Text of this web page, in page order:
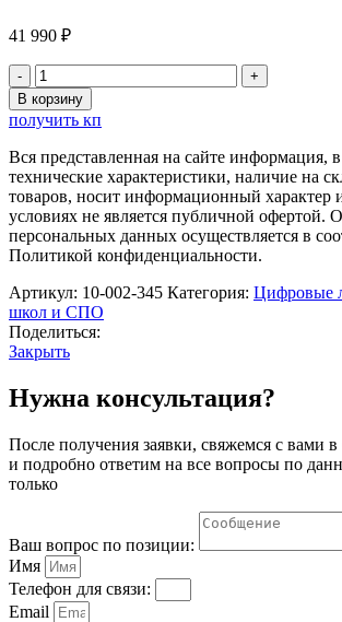
41 990 ₽
Количество
товара
Комплект
для
мониторинга
"Экологический
патруль"
Научные
Развлечения
В корзину
получить кп
Вся представленная на сайте информация,
технические характеристики, наличие на
товаров, носит информационный характер
условиях не является публичной офертой.
персональных данных осуществляется в
Политикой конфиденциальности.
Артикул: 10-002-345 Категория: Цифровые
школ и СПО
Поделиться:
Закрыть
Нужна консультация?
После получения заявки, свяжемся с вами
и подробно ответим на все вопросы по
только
Ваш вопрос по позиции:
Имя
Телефон для связи:
Email